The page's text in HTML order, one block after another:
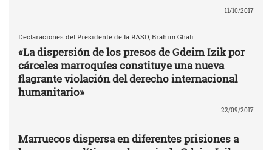
11/10/2017
Declaraciones del Presidente de la RASD, Brahim Ghali
«La dispersión de los presos de Gdeim Izik por
cárceles marroquíes constituye una nueva
flagrante violación del derecho internacional
humanitario»
22/09/2017
Marruecos dispersa en diferentes prisiones a